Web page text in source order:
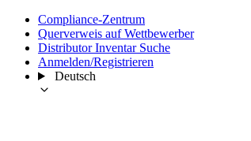
Compliance-Zentrum
Querverweis auf Wettbewerber
Distributor Inventar Suche
Anmelden/Registrieren
Deutsch